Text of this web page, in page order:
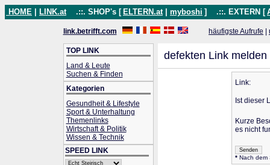
HOME LINK.at .::. SHOP's [ ELTERN.at myboshi ] .::. EXTERN [
link.betrifft.com häufigste Aufrufe
TOP LINK
Land & Leute
Suchen & Finden
Kategorien
Gesundheit & Lifestyle
Sport & Unterhaltung
Themenlinks
Wirtschaft & Politik
Wissen & Technik
SPEED LINK
defekten Link melden
Link:
Ist dieser
Kurze
es nicht
*Nach dem